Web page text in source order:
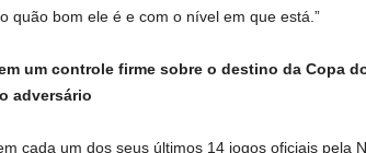
quão bom ele é e com o nível em que está.”
um controle firme sobre o destino da Copa
adversário
cada um dos seus últimos 14 jogos oficiais pela